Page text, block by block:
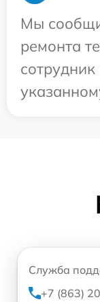
Мы
ремонта
сотрудник
Служба
+7 (863)